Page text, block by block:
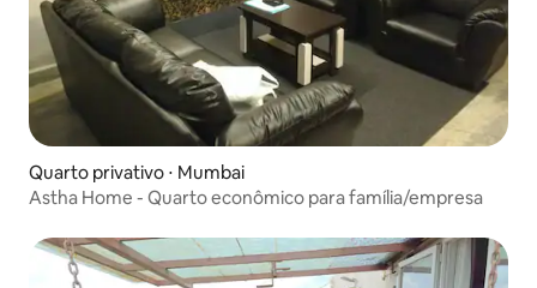
Quarto privativo ⋅ Mumbai
Astha Home - Quarto econômico para família/empresa